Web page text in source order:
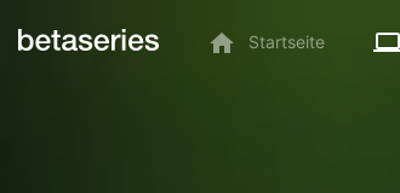
Startseite